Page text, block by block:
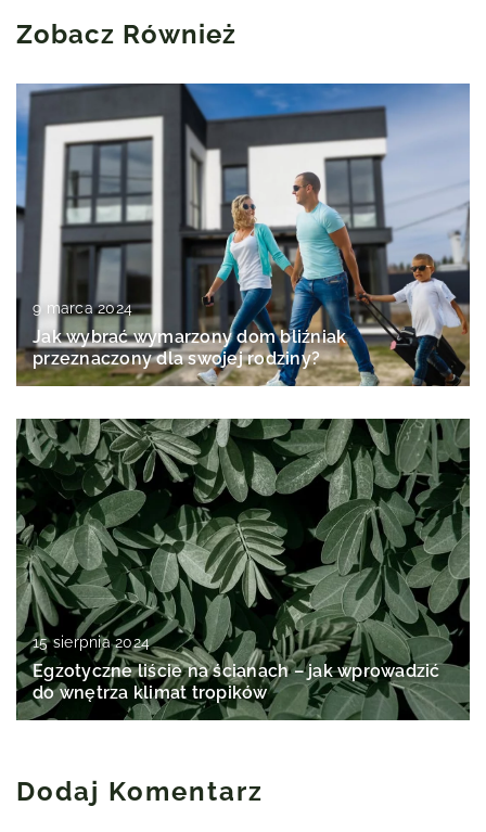
Zobacz Również
9 marca 2024
Jak wybrać wymarzony dom bliźniak
przeznaczony dla swojej rodziny?
15 sierpnia 2024
Egzotyczne liście na ścianach – jak wprowadzić
do wnętrza klimat tropików
Dodaj Komentarz